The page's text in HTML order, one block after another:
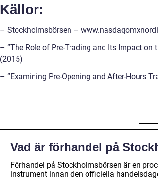
Källor:
– Stockholmsbörsen –
– ”The Role of Pre-Trading and Its Impact
(2015)
– ”Examining Pre-Opening and After-Hours
Vad är förhandel på
Förhandel på Stockholmsbörsen är en
instrument innan den officiella